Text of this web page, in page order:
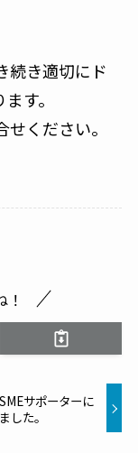
続き適切にド
す。
ください。
サポーターに
した。